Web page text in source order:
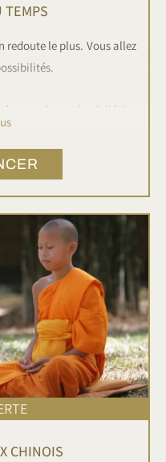
TEMPS
redoute le plus. Vous allez
proscrire ou à privilégier
pour gagner en
CHINOIS